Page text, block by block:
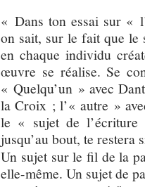
« Dans ton essai sur «
on sait, sur le fait que le
en chaque individu
œuvre se réalise. Se
« Quelqu’un » avec
la Croix ; l’« autre »
le « sujet de
jusqu’au bout, te restera
Un sujet sur le fil de la
elle-même. Un sujet de